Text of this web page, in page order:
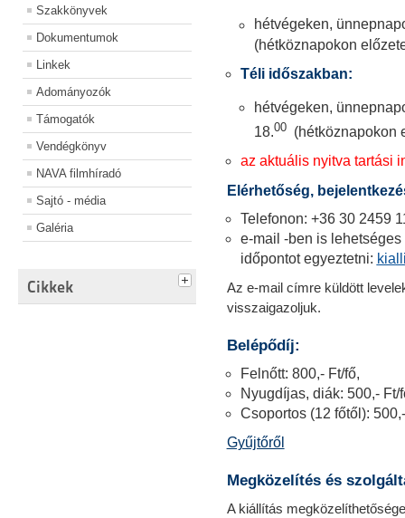
Szakkönyvek
Dokumentumok
Linkek
Adományozók
Támogatók
Vendégkönyv
NAVA filmhíradó
Sajtó - média
Galéria
Cikkek
hétvégeken,
(hétköznapokon
Téli időszakban:
hétvégeken,
18.00 (hétköznapokon
az aktuális nyitva tartási
Elérhetőség,
Telefonon: +36 30 2459
e-mail -ben is
időpontot egyeztetni:
Az e-mail címre küldött
visszaigazoljuk.
Belépődíj:
Felnőtt: 800,- Ft/fő,
Nyugdíjas, diák: 500,- Ft/
Csoportos (12 főtől):
Gyűjtőről
Megközelítés és
A kiállítás